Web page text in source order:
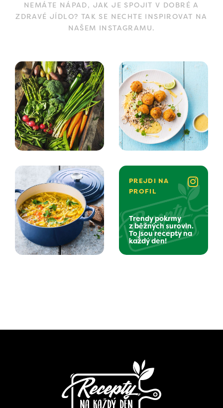
NEMÁTE NÁPAD, JAK JE SPOJIT V DOBRÉ A
ZDRAVÉ JÍDLO? TAK SE NECHTE INSPIROVAT NA
NAŠEM INSTAGRAMU.
PREJDI NA
PROFIL
Trendy pokrmy
z běžných surovin.
To jsou recepty na
každý den!